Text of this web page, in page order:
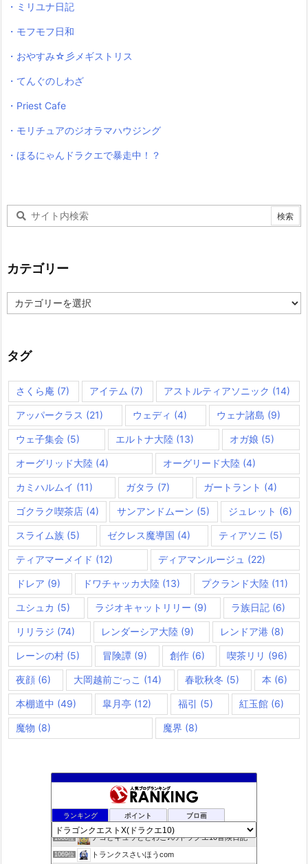
・ミリユナ日記
・モフモフ日和
・おやすみ☆彡メギストリス
・てんぐのしわざ
・Priest Cafe
・モリチュアのジオラマハウジング
・ほるにゃんドラクエで暴走中！？
カテゴリー
テ
ー
タグ
さくら庵 (7) アイテム (7) アストルティアソニック (14)
アッパークラス (21) ウェディ (4) ウェナ諸島 (9)
ウェ子集会 (5) エルトナ大陸 (13) オガ娘 (5)
オーグリッド大陸 (4) オーグリード大陸 (4)
カミハルムイ (11) ガタラ (7) ガートラント (4)
ゴクラク喫茶店 (4) サンアンドムーン (5) ジュレット (6)
スライム族 (5) ゼクレス魔導国 (4) ティアソニ (5)
ティアマーメイド (12) ディアマンルージュ (22)
ドレア (9) ドワチャッカ大陸(13) プクランド大陸 (11)
ユシュカ (5) ラジオキャットリリー (9) ラ族日記 (6)
リリラジ (74) レンダーシア大陸 (9) レンドア港 (8)
レーンの村 (5) 冒険譚(9) 創作(6) 喫茶リリ (96)
夜顔 (6) 大岡越前ごっこ (14) 春歌秋冬 (5) 本 (6)
本棚道中 (49) 皐月亭 (12) 福引 (5) 紅玉館(6)
魔物 (8) 魔界 (8)
ランキング ポイント ブロ画
咲くやこのはな
1067位 ドラクエ10ラウラの日常とチーム運営ブログ
1068位 デコとギュッとどわこ♪のドラクエ10冒険日記
1069位 トランクスさいほうcom